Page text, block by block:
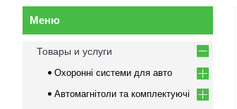
Товары и услуги
Охоронні системи для авто
Автомагнітоли та комплектуючі